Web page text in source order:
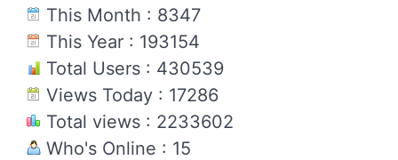
This Month : 8347
This Year : 193154
Total Users : 430539
Views Today : 17286
Total views : 2233602
Who's Online : 15